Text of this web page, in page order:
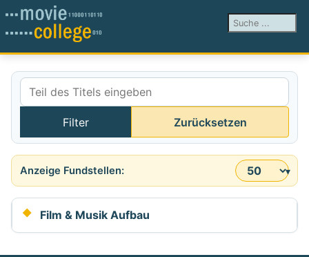
Suchen ...
Teil des Titels eingeben
Filter Zurücksetzen
Anzeige #
Film & Musik Aufbau